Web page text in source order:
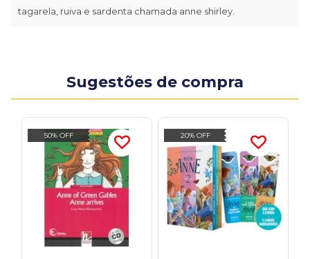
tagarela, ruiva e sardenta chamada anne shirley.
Sugestões de compra
50% OFF 20% OFF